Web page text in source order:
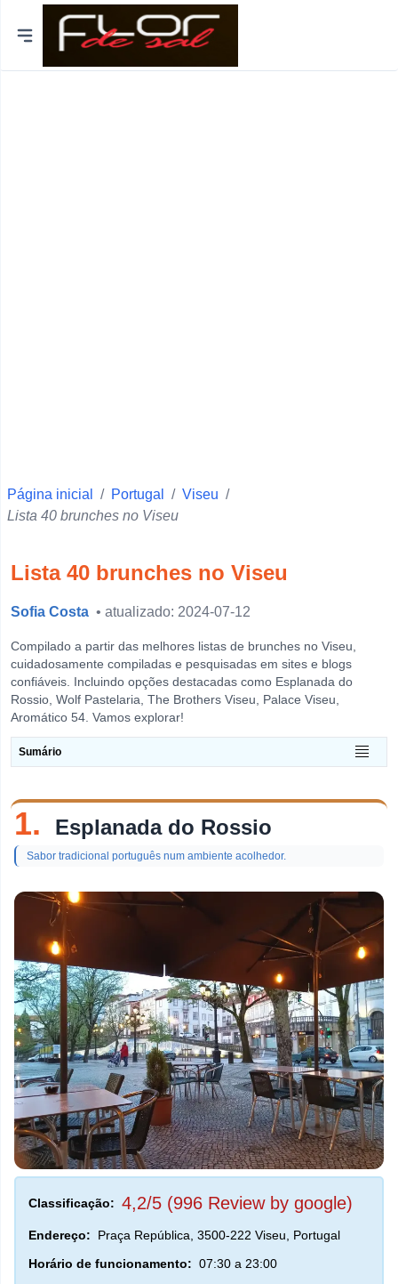
Beja
Santarém
Portalegre
Castelo Branco
Évora
Leiria
Guarda
tópico
Restaurantes De Peixe
Loja De Doces
Churrascarias
Pastelarias
Bares De Vinho
Pizzarias
Bares
Brunches
Cafés
Página inicial / Portugal / Viseu /
Lista 40 brunches no Viseu
Lista 40 brunches no Viseu
Sofia Costa • atualizado: 2024-07-12
Compilado a partir das melhores listas de brunches no Viseu,
cuidadosamente compiladas e pesquisadas em sites e blogs
confiáveis. Incluindo opções destacadas como Esplanada do
Rossio, Wolf Pastelaria, The Brothers Viseu, Palace Viseu,
Aromático 54. Vamos explorar!
Sumário
1. Esplanada do Rossio
Sabor tradicional português num ambiente acolhedor.
Classificação: 4,2/5 (996 Review by google)
Endereço:
Praça República, 3500-222 Viseu, Portugal
Horário de funcionamento: 07:30 a 23:00